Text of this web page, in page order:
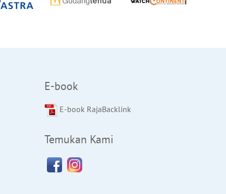
E-book
E-book RajaBacklink
Temukan Kami